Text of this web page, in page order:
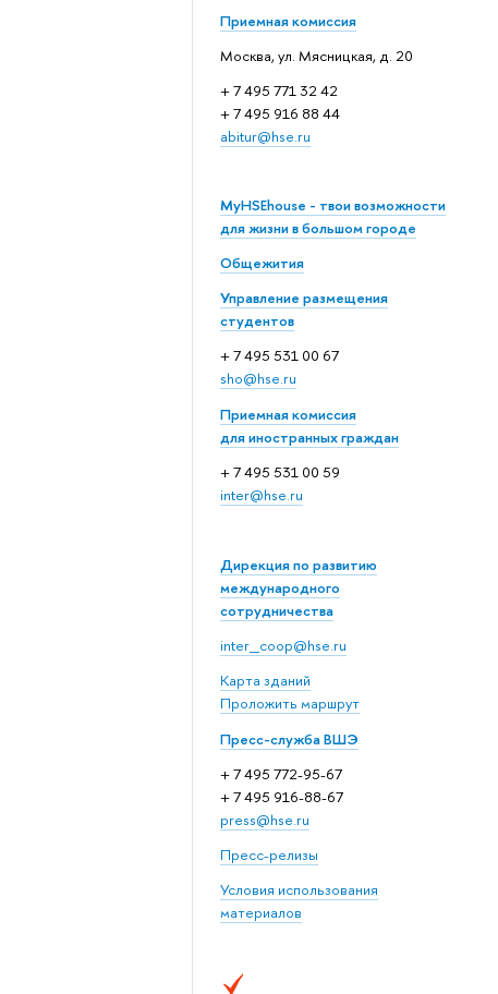
Приемная комиссия
Москва, ул. Мясницкая, д. 20
+ 7 495 771 32 42
+ 7 495 916 88 44
abitur@hse.ru
MyHSEhouse - твои возможности
для жизни в большом городе
Общежития
Управление размещения
студентов
+ 7 495 531 00 67
sho@hse.ru
Приемная комиссия
для иностранных граждан
+ 7 495 531 00 59
inter@hse.ru
Дирекция по развитию
международного
сотрудничества
inter_coop@hse.ru
Карта зданий
Проложить маршрут
Пресс-служба ВШЭ
+ 7 495 772-95-67
+ 7 495 916-88-67
press@hse.ru
Пресс-релизы
Условия использования
материалов